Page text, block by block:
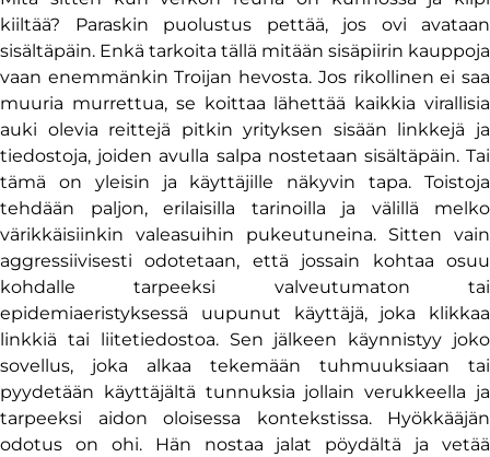
kiiltää? Paraskin puolustus pettää, jos ovi avataan
sisältäpäin. Enkä tarkoita tällä mitään sisäpiirin kauppoja
vaan enemmänkin Troijan hevosta. Jos rikollinen ei saa
muuria murrettua, se koittaa lähettää kaikkia virallisia
auki olevia reittejä pitkin yrityksen sisään linkkejä ja
tiedostoja, joiden avulla salpa nostetaan sisältäpäin. Tai
tämä on yleisin ja käyttäjille näkyvin tapa. Toistoja
tehdään paljon, erilaisilla tarinoilla ja välillä melko
värikkäisiinkin valeasuihin pukeutuneina. Sitten vain
aggressiivisesti odotetaan, että jossain kohtaa osuu
kohdalle tarpeeksi valveutumaton tai
epidemiaeristyksessä uupunut käyttäjä, joka klikkaa
linkkiä tai liitetiedostoa. Sen jälkeen käynnistyy joko
sovellus, joka alkaa tekemään tuhmuuksiaan tai
pyydetään käyttäjältä tunnuksia jollain verukkeella ja
tarpeeksi aidon oloisessa kontekstissa. Hyökkääjän
odotus on ohi. Hän nostaa jalat pöydältä ja vetää